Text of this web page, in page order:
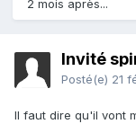
2 mois après...
Invité
Posté(e) 21
Il faut dire qu'il vont